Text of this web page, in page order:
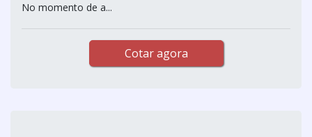
No momento de a...
Cotar agora